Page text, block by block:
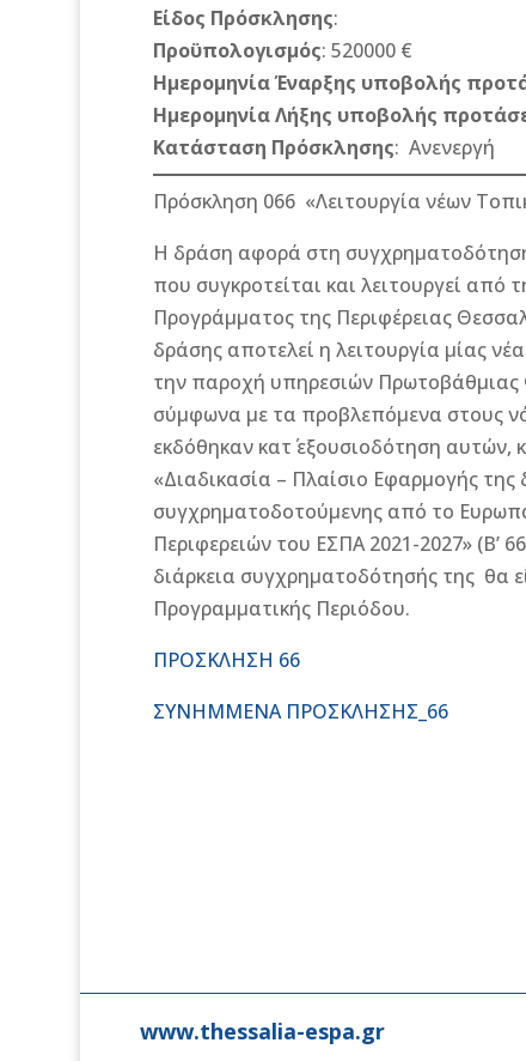
Είδος Πρόσκλησης:
Προϋπολογισμός: 520000 €
Ημερομηνία Έναρξης υποβολής
Ημερομηνία Λήξης υποβολής
Κατάσταση Πρόσκλησης: Ανενεργή
Πρόσκληση 066 «Λειτουργία νέων
Η δράση αφορά στη
που συγκροτείται και λειτουργεί από
Προγράμματος της Περιφέρειας
δράσης αποτελεί η λειτουργία μίας
την παροχή υπηρεσιών
σύμφωνα με τα προβλεπόμενα στους
εκδόθηκαν κατ΄ εξουσιοδότηση αυτών,
«Διαδικασία – Πλαίσιο Εφαρμογής
συγχρηματοδοτούμενης από το
Περιφερειών του ΕΣΠΑ 2021-2027» (Β’
διάρκεια συγχρηματοδότησής της θα
Προγραμματικής Περιόδου.
ΠΡΟΣΚΛΗΣΗ 66
ΣΥΝΗΜΜΕΝΑ ΠΡΟΣΚΛΗΣΗΣ_66
www.thessalia-espa.gr